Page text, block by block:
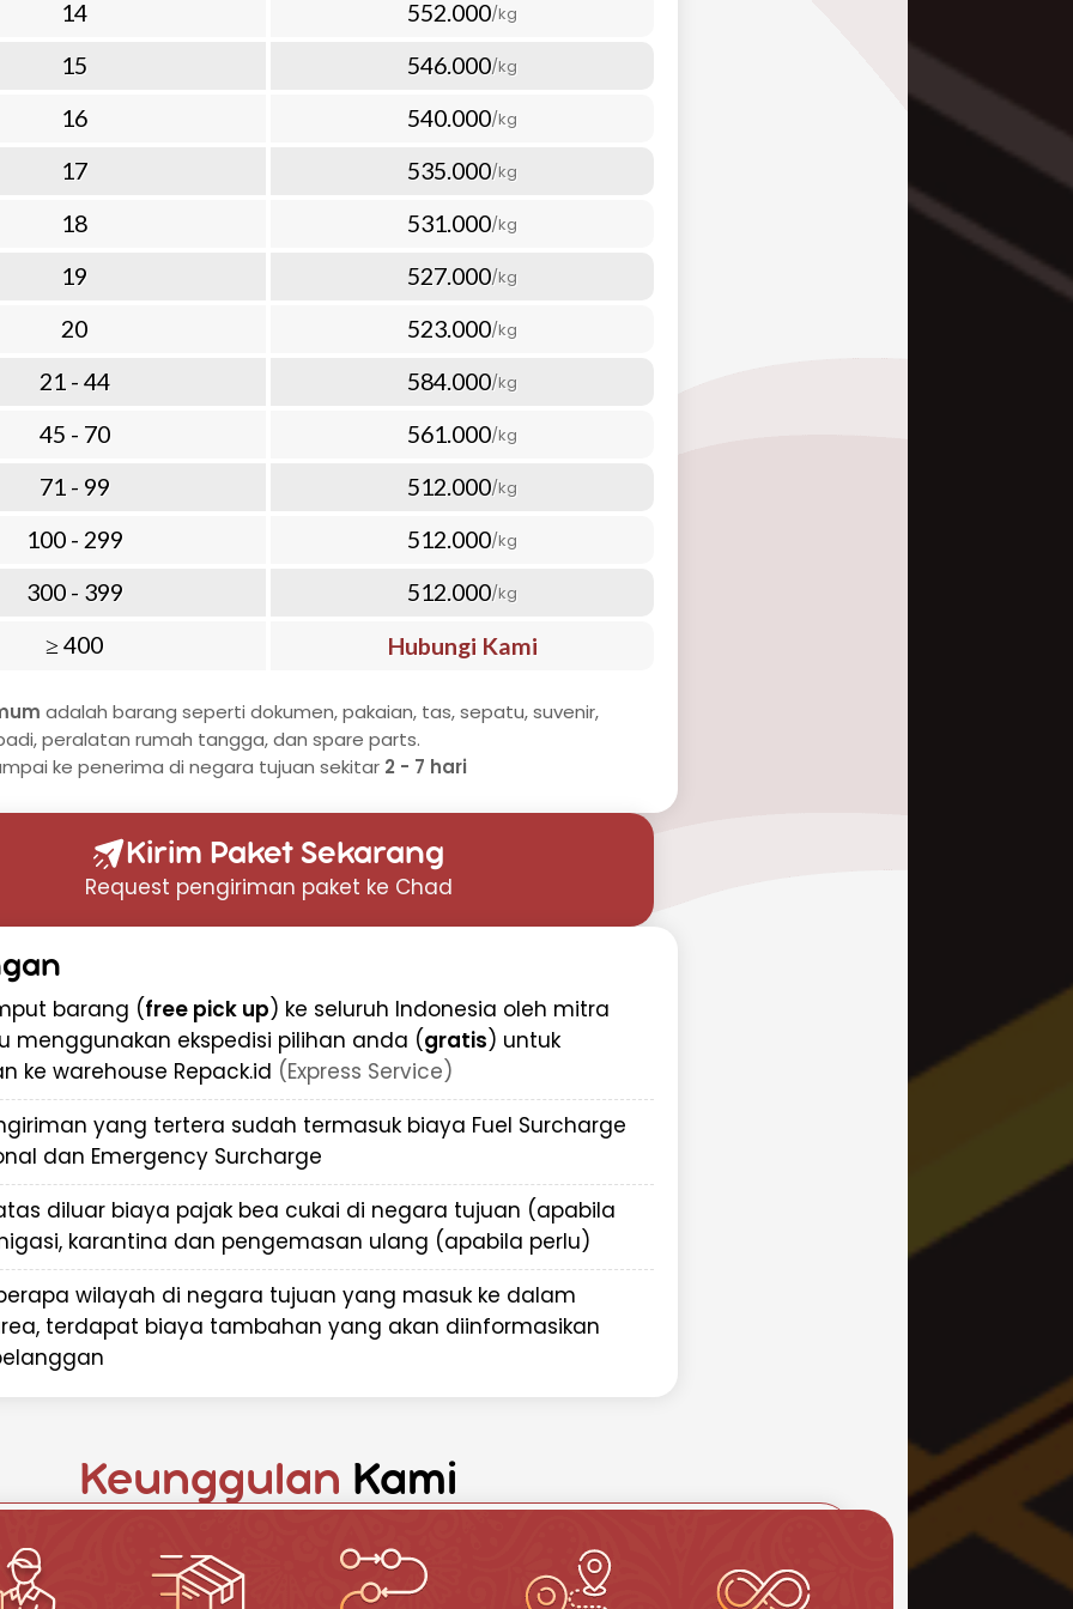
ke Chad dapat bervariasi
barang, dan layanan
kilogramnya. Inilah yang
kualitas dan kecepatan.
Chad yang Dapat
paket ke Chad?” Berikut
konsistensi dan
memantau paket Anda
status pengiriman
membutuhkan
pengiriman dokumen ke
air
dokumen
meliputi:
keamanan dan ketepatan
ke Chad, karena itu kami
memastikan dokumen
tepat waktu.
untuk Pengiriman
internasional terpercaya,
- Spesialisasi dalam
barang hingga
Anda secara real-time
14 552.000/kg
15 546.000/kg
16 540.000/kg
17 535.000/kg
18 531.000/kg
19 527.000/kg
20 523.000/kg
21 - 44 584.000/kg
45 - 70 561.000/kg
71 - 99 512.000/kg
100 - 299 512.000/kg
300 - 399 512.000/kg
≥ 400 Hubungi Kami
adalah barang seperti dokumen, pakaian, tas, sepatu, suvenir,
peralatan rumah tangga, dan spare parts.
ke penerima di negara tujuan sekitar 2 - 7 hari
Kirim Paket Sekarang
Request pengiriman paket ke Chad
barang (free pick up) ke seluruh Indonesia oleh mitra
menggunakan ekspedisi pilihan anda (gratis) untuk
ke warehouse Repack.id (Express Service)
yang tertera sudah termasuk biaya Fuel Surcharge
dan Emergency Surcharge
diluar biaya pajak bea cukai di negara tujuan (apabila
karantina dan pengemasan ulang (apabila perlu)
wilayah di negara tujuan yang masuk ke dalam
terdapat biaya tambahan yang akan diinformasikan
Keunggulan Kami